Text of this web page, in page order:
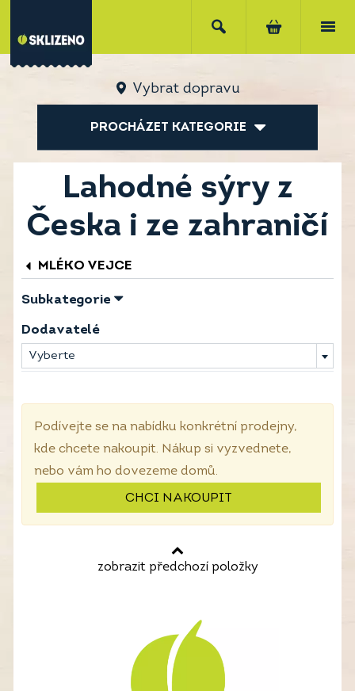
Vybrat dopravu
PROCHÁZET KATEGORIE
Lahodné sýry z
Česka i ze zahraničí
MLÉKO VEJCE
Subkategorie
Dodavatelé
Vyberte
Podívejte se na nabídku konkrétní prodejny,
kde chcete nakoupit. Nákup si vyzvednete,
nebo vám ho dovezeme domů.
CHCI NAKOUPIT
zobrazit předchozí položky